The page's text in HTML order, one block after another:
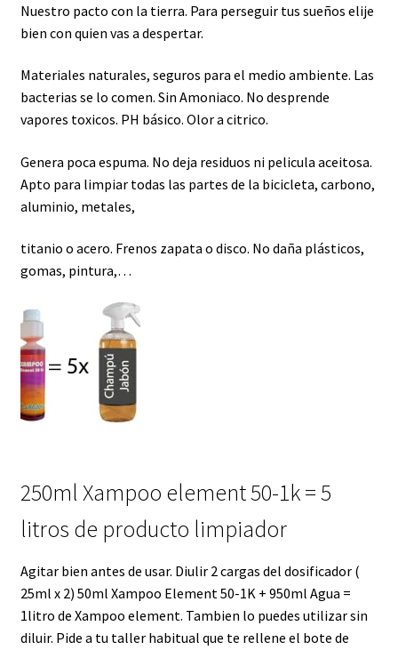
Nuestro pacto con la tierra. Para perseguir tus sueños elije
bien con quien vas a despertar.
Materiales naturales, seguros para el medio ambiente. Las
bacterias se lo comen. Sin Amoniaco. No desprende
vapores toxicos. PH básico. Olor a citrico.
Genera poca espuma. No deja residuos ni pelicula aceitosa.
Apto para limpiar todas las partes de la bicicleta, carbono,
aluminio, metales,
titanio o acero. Frenos zapata o disco. No daña plásticos,
gomas, pintura,…
250ml Xampoo element 50-1k = 5
litros de producto limpiador
Agitar bien antes de usar. Diulir 2 cargas del dosificador (
25ml x 2) 50ml Xampoo Element 50-1K + 950ml Agua =
1litro de Xampoo element. Tambien lo puedes utilizar sin
diluir. Pide a tu taller habitual que te rellene el bote de